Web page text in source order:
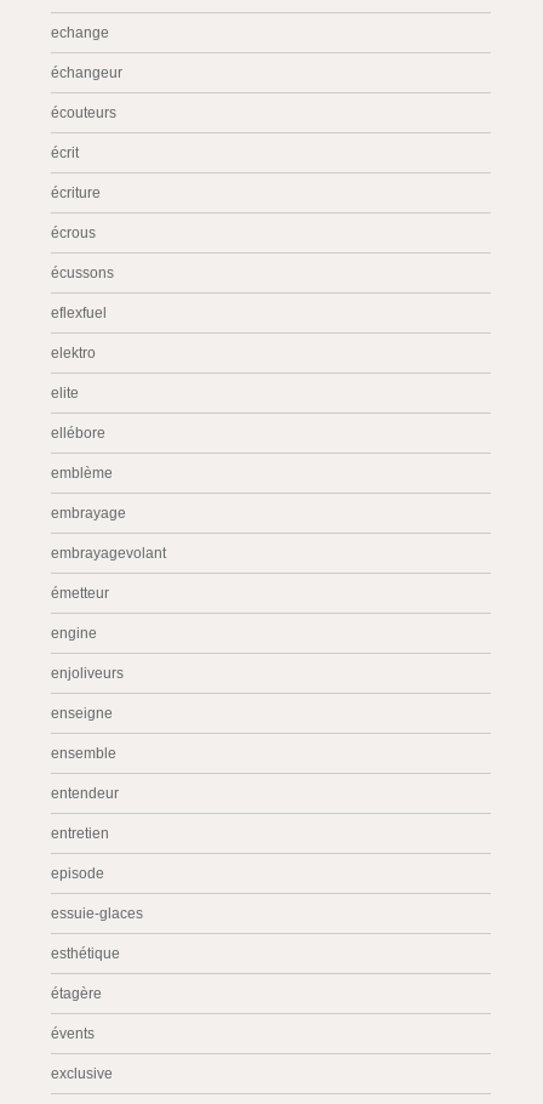
echange
échangeur
écouteurs
écrit
écriture
écrous
écussons
eflexfuel
elektro
elite
ellébore
emblème
embrayage
embrayagevolant
émetteur
engine
enjoliveurs
enseigne
ensemble
entendeur
entretien
episode
essuie-glaces
esthétique
étagère
évents
exclusive